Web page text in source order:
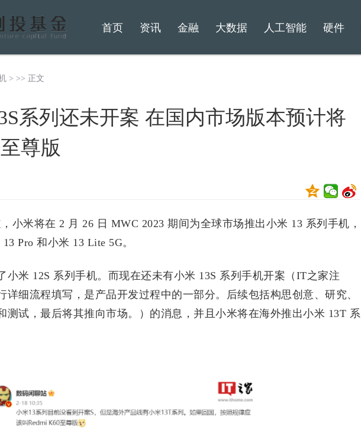
首页 资讯 金融 大数据 人工智能 硬件
> >> 正文
系列还未开案 在国内市场版本预计将
尊版
米将在 2 月 26 日 MWC 2023 期间为全球市场推出小米 13 系列手机，
Pro 和小米 13 Lite 5G。
米 12S 系列手机。而现在还未有小米 13S 系列手机开案（IT之家注
详细流程填写，是产品开发过程中的一部分。后续包括构思创意、研究、
测试，最后将其推向市场。）的消息，并且小米将在海外推出小米 13T 系